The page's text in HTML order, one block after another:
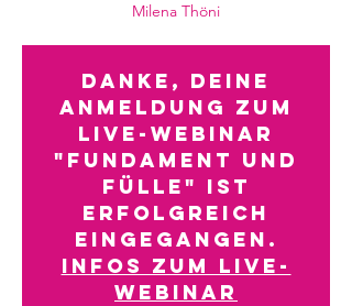
Milena Thöni
Danke, deine
Anmeldung zum
Live-Webinar
"Fundament und
Fülle" ist
erfolgreich
eingegangen.
Infos zum Live-
Webinar